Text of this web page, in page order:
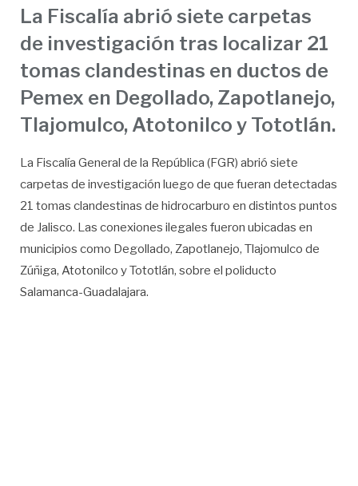
La Fiscalía abrió siete carpetas
de investigación tras localizar 21
tomas clandestinas en ductos de
Pemex en Degollado, Zapotlanejo,
Tlajomulco, Atotonilco y Tototlán.
La Fiscalía General de la República (FGR) abrió siete
carpetas de investigación luego de que fueran detectadas
21 tomas clandestinas de hidrocarburo en distintos puntos
de Jalisco. Las conexiones ilegales fueron ubicadas en
municipios como Degollado, Zapotlanejo, Tlajomulco de
Zúñiga, Atotonilco y Tototlán, sobre el poliducto
Salamanca-Guadalajara.